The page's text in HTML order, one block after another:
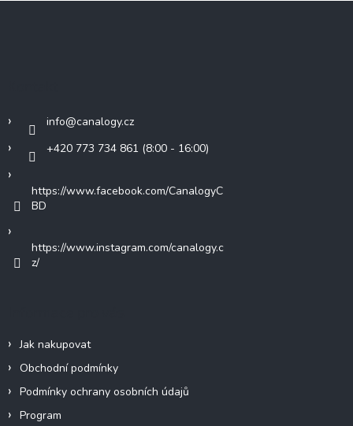
info@canalogy.cz
+420 773 734 861 (8:00 - 16:00)
https://www.facebook.com/CanalogyC
BD
https://www.instagram.com/canalogy.c
z/
Jak nakupovat
Obchodní podmínky
Podmínky ochrany osobních údajů
Program